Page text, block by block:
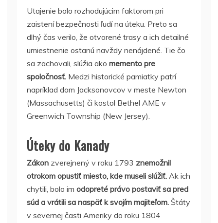
Utajenie bolo rozhodujúcim faktorom pri
zaistení bezpečnosti ľudí na úteku. Preto sa
dlhý čas verilo, že otvorené trasy a ich detailné
umiestnenie ostanú navždy nenájdené. Tie čo
sa zachovali, slúžia ako memento pre
spoločnosť. Medzi historické pamiatky patrí
napríklad dom Jacksonovcov v meste Newton
(Massachusetts) či kostol Bethel AME v
Greenwich Township (New Jersey).
Úteky do Kanady
Zákon zverejnený v roku 1793 znemožnil
otrokom opustiť miesto, kde museli slúžiť. Ak ich
chytili, bolo im odopreté právo postaviť sa pred
súd a vrátili sa naspäť k svojím majiteľom. Štáty
v severnej časti Ameriky do roku 1804